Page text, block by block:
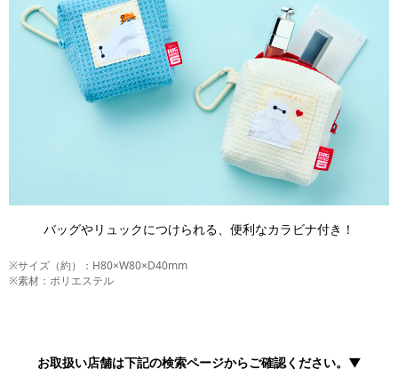
バッグやリュックにつけられる、便利なカラビナ付き！
※サイズ（約）：H80×W80×D40mm
※素材：ポリエステル
お取扱い店舗は下記の検索ページからご確認ください。▼